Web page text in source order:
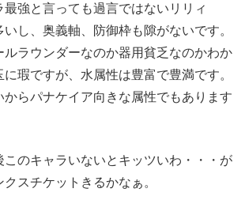
最強と言っても過言ではないリリィ
し、奥義軸、防御枠も隙がないです。
ルラウンダーなのか器用貧乏なのかわか
瑕ですが、水属性は豊富で豊満です。
からパナケイア向きな属性でもあります
このキャラいないとキッツいわ・・・が
スチケットきるかなぁ。